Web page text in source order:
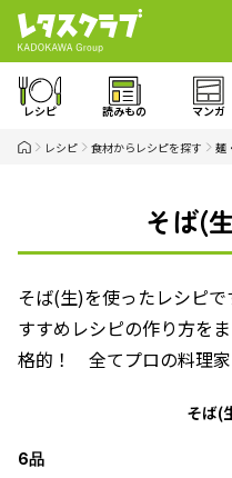
レシピ 読みもの マンガ
レシピ 食材からレシピを探す 麺
そば(
そば(生)を使ったレシピ
すすめレシピの作り方を
格的！ 全てプロの料理家
そば(
6品